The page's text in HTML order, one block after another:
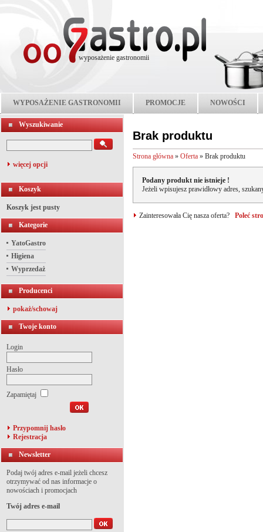
wyposażenie gastronomii
WYPOSAŻENIE GASTRONOMII PROMOCJE NOWOŚCI
Wyszukiwanie
więcej opcji
Koszyk
Koszyk jest pusty
Kategorie
YatoGastro
Higiena
Wyprzedaż
Producenci
pokaż/schowaj
Twoje konto
Login
Hasło
Zapamiętaj
Przypomnij hasło
Rejestracja
Newsletter
Podaj twój adres e-mail jeżeli chcesz
otrzymywać od nas informacje o
nowościach i promocjach
Twój adres e-mail
Brak produktu
Strona główna » Oferta » Brak produktu
Podany produkt nie istnieje !
Jeżeli wpisujesz prawidłowy adres,
Zainteresowała Cię nasza oferta? Poleć